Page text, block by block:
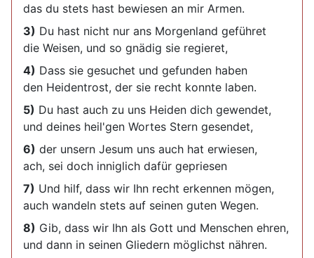
das du stets hast bewiesen an mir Armen.
3) Du hast nicht nur ans Morgenland geführet
die Weisen, und so gnädig sie regieret,
4) Dass sie gesuchet und gefunden haben
den Heidentrost, der sie recht konnte laben.
5) Du hast auch zu uns Heiden dich gewendet,
und deines heil'gen Wortes Stern gesendet,
6) der unsern Jesum uns auch hat erwiesen,
ach, sei doch inniglich dafür gepriesen
7) Und hilf, dass wir Ihn recht erkennen mögen,
auch wandeln stets auf seinen guten Wegen.
8) Gib, dass wir Ihn als Gott und Menschen ehren,
und dann in seinen Gliedern möglichst nähren.